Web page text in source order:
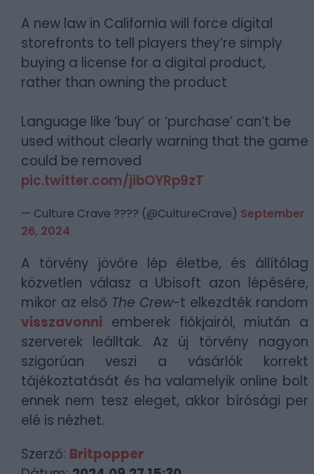
A new law in California will force digital
storefronts to tell players they’re simply
buying a license for a digital product,
rather than owning the product
Language like ‘buy’ or ‘purchase’ can’t be
used without clearly warning that the game
could be removed
pic.twitter.com/jibOYRp9zT
— Culture Crave ???? (@CultureCrave) September
26, 2024
A törvény jövőre lép életbe, és állítólag
közvetlen válasz a Ubisoft azon lépésére,
mikor az első The Crew-t elkezdték random
visszavonni emberek fiókjairól, miután a
szerverek leálltak. Az új törvény nagyon
szigorúan veszi a vásárlók korrekt
tájékoztatását és ha valamelyik online bolt
ennek nem tesz eleget, akkor bírósági per
elé is nézhet.
Szerző: Britpopper